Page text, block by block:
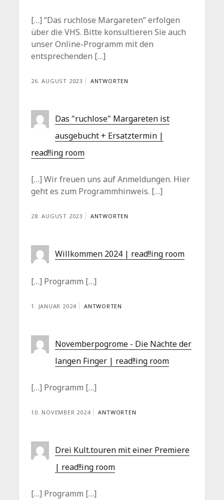
[…] “Das ruchlose Margareten” erfolgen
über die VHS. Bitte konsultieren Sie auch
unser Online-Programm mit den
entsprechenden […]
26. AUGUST 2023 ANTWORTEN
Das "ruchlose" Margareten ist
ausgebucht + Ersatztermin |
read!!ing room
[…] Wir freuen uns auf Anmeldungen. Hier
geht es zum Programmhinweis. […]
28. AUGUST 2023 ANTWORTEN
Willkommen 2024 | read!!ing room
[…] Programm […]
1. JANUAR 2024 ANTWORTEN
Novemberpogrome - Die Nächte der
langen Finger | read!!ing room
[…] Programm […]
10. NOVEMBER 2024 ANTWORTEN
Drei Kult.touren mit einer Premiere
| read!!ing room
[…] Programm […]